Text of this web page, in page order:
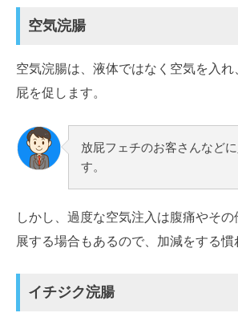
空気浣腸
空気浣腸は、液体ではなく空気を入
屁を促します。
放屁フェチのお客さんなど
す。
しかし、過度な空気注入は腹痛やそ
展する場合もあるので、加減をする慣
イチジク浣腸